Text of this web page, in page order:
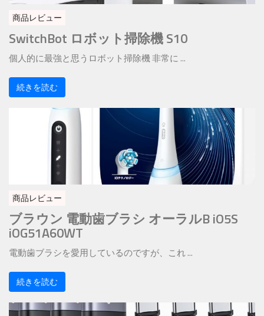
商品レビュー
SwitchBot ロボット掃除機 S10
個人的に最強と思うロボット掃除機 非常に ...
続きを読む
商品レビュー
ブラウン 電動歯ブラシ オーラルB iO5S
iOG51A60WT
電動歯ブラシを愛用しているのですが、これ ...
続きを読む